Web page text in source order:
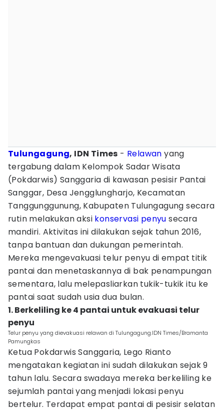
Tulungagung, IDN Times - Relawan yang
tergabung dalam Kelompok Sadar Wisata
(Pokdarwis) Sanggaria di kawasan pesisir Pantai
Sanggar, Desa Jengglungharjo, Kecamatan
Tanggunggunung, Kabupaten Tulungagung secara
rutin melakukan aksi konservasi penyu secara
mandiri. Aktivitas ini dilakukan sejak tahun 2016,
tanpa bantuan dan dukungan pemerintah.
Mereka mengevakuasi telur penyu di empat titik
pantai dan menetaskannya di bak penampungan
sementara, lalu melepasliarkan tukik-tukik itu ke
pantai saat sudah usia dua bulan.
1. Berkeliling ke 4 pantai untuk evakuasi telur
penyu
Telur penyu yang dievakuasi relawan di Tulungagung.IDN Times/Bramanta
Pamungkas
Ketua Pokdarwis Sanggaria, Lego Rianto
mengatakan kegiatan ini sudah dilakukan sejak 9
tahun lalu. Secara swadaya mereka berkeliling ke
sejumlah pantai yang menjadi lokasi penyu
bertelur. Terdapat empat pantai di pesisir selatan